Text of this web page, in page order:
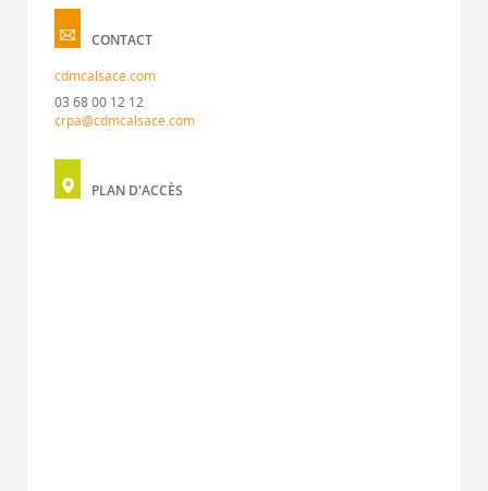
CONTACT
cdmcalsace.com
03 68 00 12 12
crpa@cdmcalsace.com
PLAN D'ACCÈS